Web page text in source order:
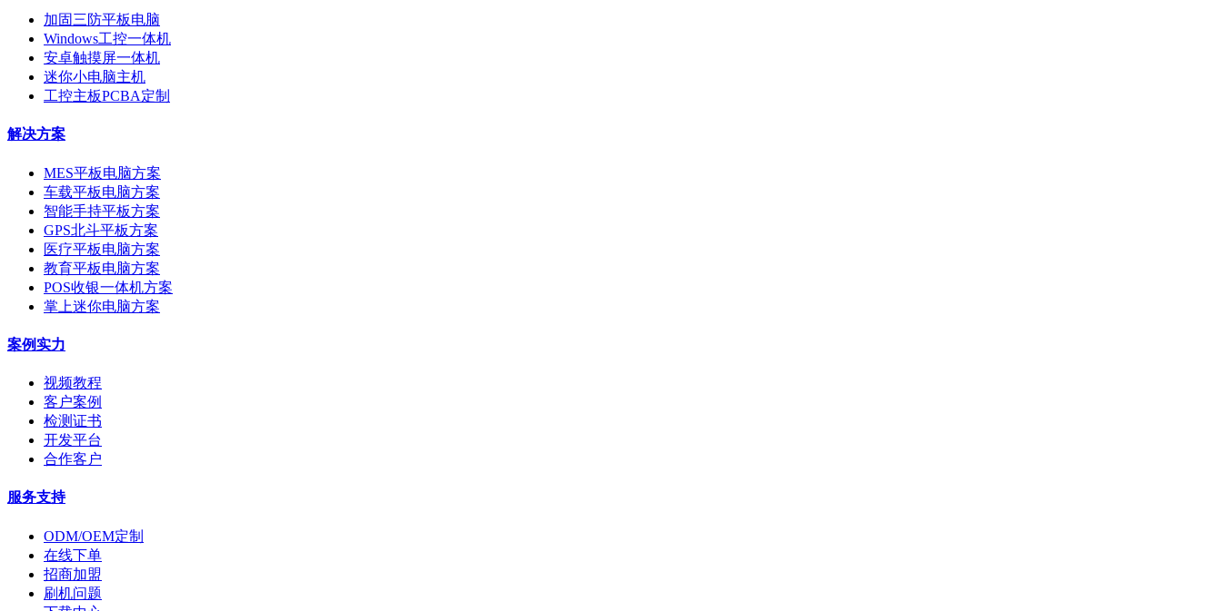
加固三防平板电脑
Windows工控一体机
安卓触摸屏一体机
迷你小电脑主机
工控主板PCBA定制
解决方案
MES平板电脑方案
车载平板电脑方案
智能手持平板方案
GPS北斗平板方案
医疗平板电脑方案
教育平板电脑方案
POS收银一体机方案
掌上迷你电脑方案
案例实力
视频教程
客户案例
检测证书
开发平台
合作客户
服务支持
ODM/OEM定制
在线下单
招商加盟
刷机问题